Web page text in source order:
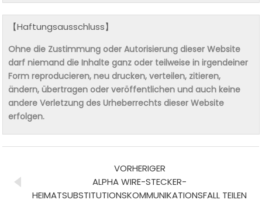
【Haftungsausschluss】
Ohne die Zustimmung oder Autorisierung dieser Website
darf niemand die Inhalte ganz oder teilweise in irgendeiner
Form reproducieren, neu drucken, verteilen, zitieren,
ändern, übertragen oder veröffentlichen und auch keine
andere Verletzung des Urheberrechts dieser Website
erfolgen.
VORHERIGER
ALPHA WIRE-STECKER-
HEIMATSUBSTITUTIONSKOMMUNIKATIONSFALL TEILEN